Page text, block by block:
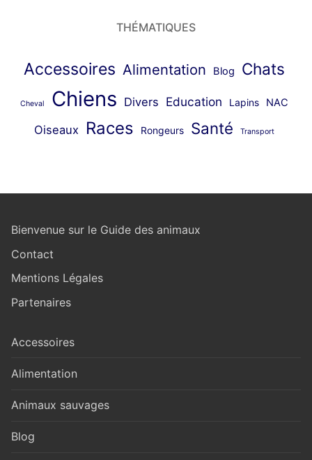
THÉMATIQUES
Accessoires Alimentation Blog Chats
Cheval Chiens Divers Education Lapins NAC
Oiseaux Races Rongeurs Santé Transport
Bienvenue sur le Guide des animaux
Contact
Mentions Légales
Partenaires
Accessoires
Alimentation
Animaux sauvages
Blog